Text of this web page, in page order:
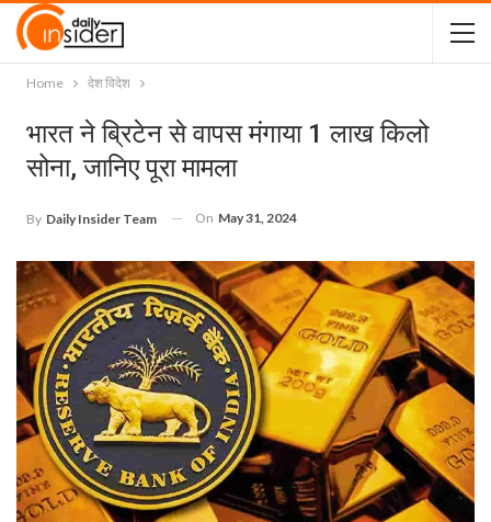
Home देश विदेश
भारत ने ब्रिटेन से वापस मंगाया 1 लाख किलो
सोना, जानिए पूरा मामला
By Daily Insider Team On May 31, 2024